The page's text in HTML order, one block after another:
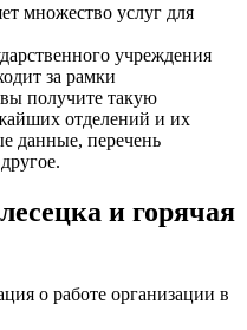
множество услуг для
учреждения
за рамки
получите такую
отделений и их
данные, перечень
и горячая
о работе организации в